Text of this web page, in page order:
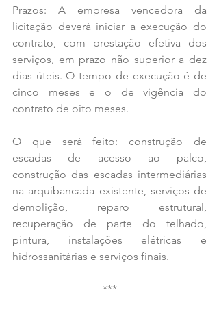
Prazos: A empresa vencedora da
licitação deverá iniciar a execução do
contrato, com prestação efetiva dos
serviços, em prazo não superior a dez
dias úteis. O tempo de execução é de
cinco meses e o de vigência do
contrato de oito meses.
O que será feito: construção de
escadas de acesso ao palco,
construção das escadas intermediárias
na arquibancada existente, serviços de
demolição, reparo estrutural,
recuperação de parte do telhado,
pintura, instalações elétricas e
hidrossanitárias e serviços finais.
***